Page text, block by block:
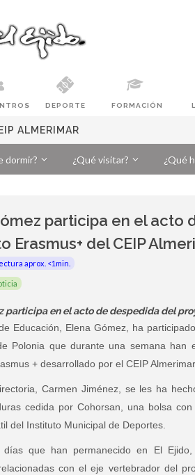
DEPORTE FORMACIÓN
ALMERIMAR
dormir? ¿Qué visitar? ¿Qué
participa en el acto
Erasmus+ del CEIP
aprox. <1min.
participa en el acto de despedida del
Educación, Elena Gómez, ha
Polonia que durante una semana
+ desarrollado por el CEIP Almerimar.
Carmen Jiménez, se les ha
cedida por Cohorsan, una bolsa
del Instituto Municipal de Deportes.
días que han permanecido en El
con el eje vertebrador del